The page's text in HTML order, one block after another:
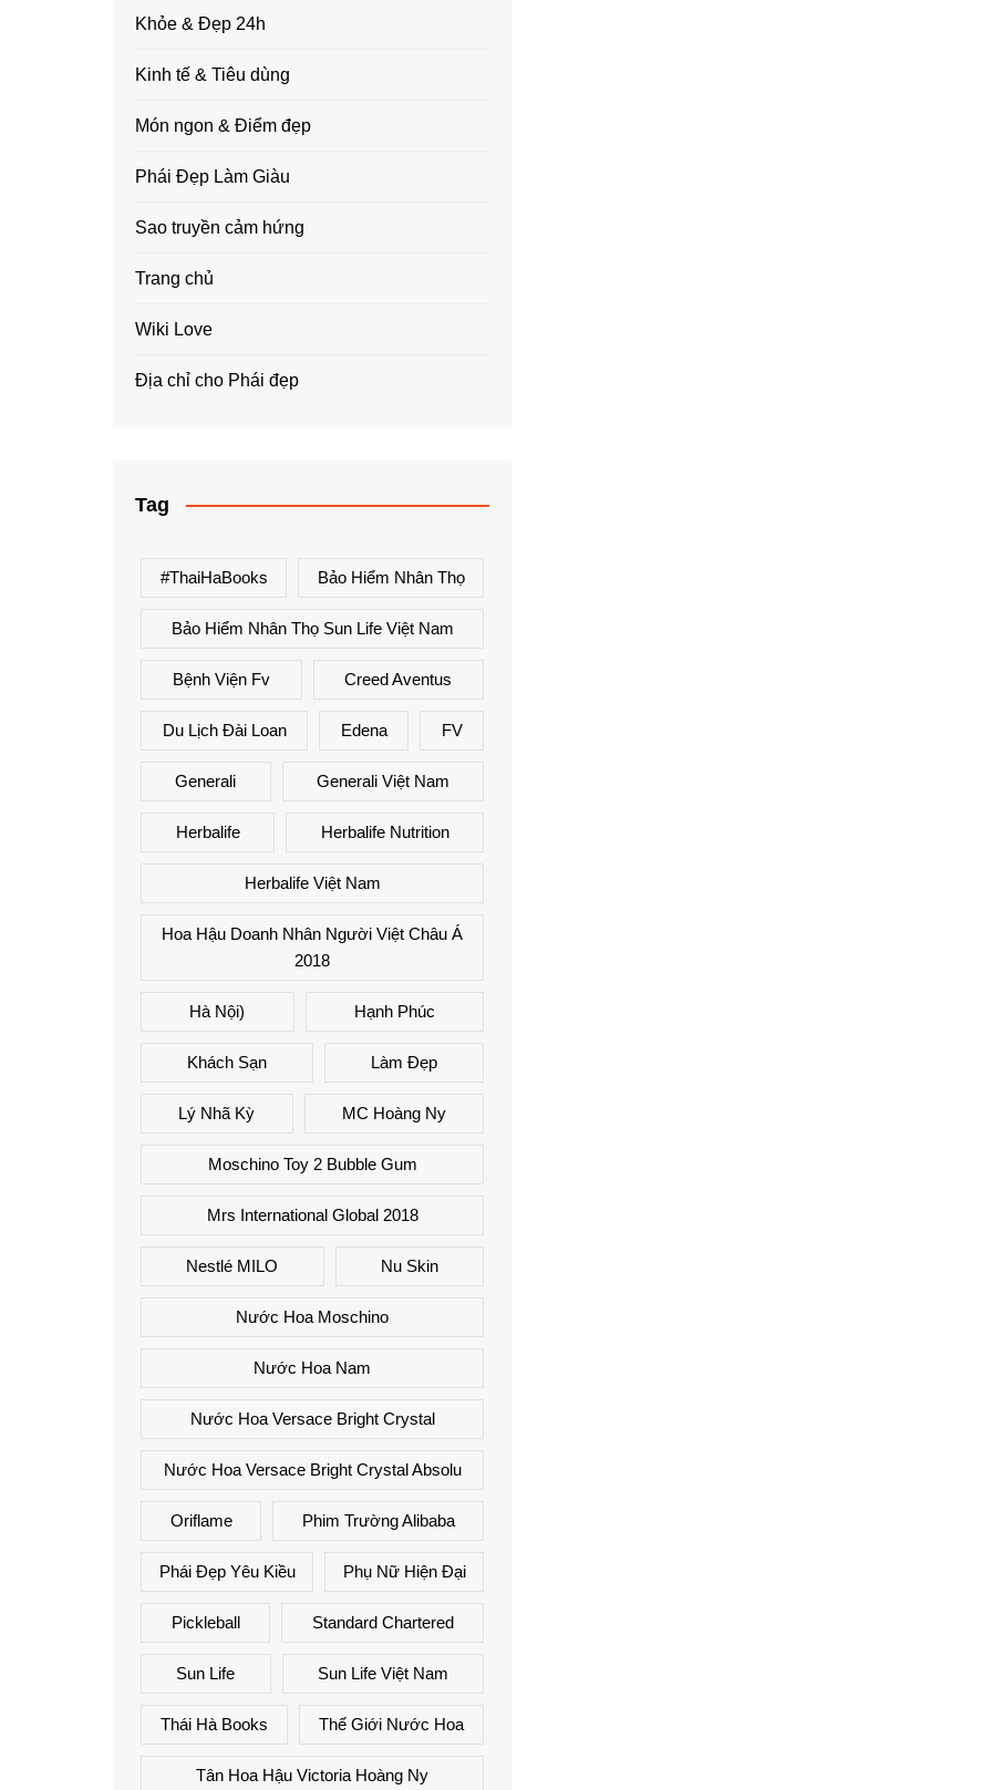
Khỏe & Đẹp 24h
Kinh tế & Tiêu dùng
Món ngon & Điểm đẹp
Phái Đẹp Làm Giàu
Sao truyền cảm hứng
Trang chủ
Wiki Love
Địa chỉ cho Phái đẹp
Tag
#ThaiHaBooks Bảo Hiểm Nhân Thọ
Bảo Hiểm Nhân Thọ Sun Life Việt Nam
Bệnh Viện Fv Creed Aventus
Du Lịch Đài Loan Edena FV
Generali Generali Việt Nam
Herbalife Herbalife Nutrition
Herbalife Việt Nam
Hoa Hậu Doanh Nhân Người Việt Châu Á
2018
Hà Nội) Hạnh Phúc
Khách Sạn Làm Đẹp
Lý Nhã Kỳ MC Hoàng Ny
Moschino Toy 2 Bubble Gum
Mrs International Global 2018
Nestlé MILO Nu Skin
Nước Hoa Moschino
Nước Hoa Nam
Nước Hoa Versace Bright Crystal
Nước Hoa Versace Bright Crystal Absolu
Oriflame Phim Trường Alibaba
Phái Đẹp Yêu Kiều Phụ Nữ Hiện Đại
Pickleball Standard Chartered
Sun Life Sun Life Việt Nam
Thái Hà Books Thế Giới Nước Hoa
Tân Hoa Hậu Victoria Hoàng Ny